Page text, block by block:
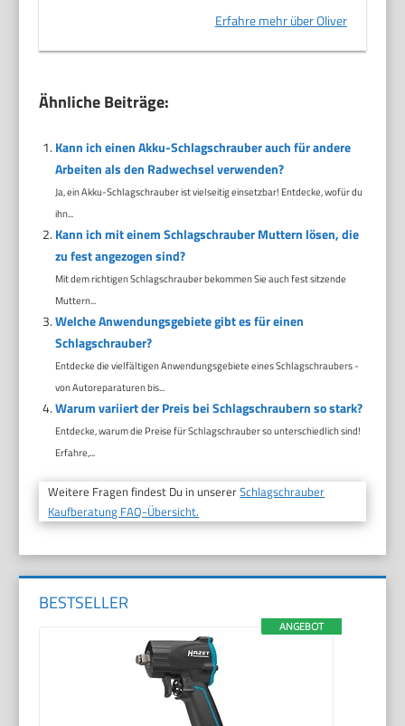
Erfahre mehr über Oliver
Ähnliche Beiträge:
Kann ich einen Akku-Schlagschrauber auch für andere
Arbeiten als den Radwechsel verwenden?
Ja, ein Akku-Schlagschrauber ist vielseitig einsetzbar! Entdecke, wofür du
ihn...
Kann ich mit einem Schlagschrauber Muttern lösen, die
zu fest angezogen sind?
Mit dem richtigen Schlagschrauber bekommen Sie auch fest sitzende
Muttern...
Welche Anwendungsgebiete gibt es für einen
Schlagschrauber?
Entdecke die vielfältigen Anwendungsgebiete eines Schlagschraubers -
von Autoreparaturen bis...
Warum variiert der Preis bei Schlagschraubern so stark?
Entdecke, warum die Preise für Schlagschrauber so unterschiedlich sind!
Erfahre,...
Weitere Fragen findest Du in unsererSchlagschrauber
Kaufberatung FAQ-Übersicht.
BESTSELLER
ANGEBOT